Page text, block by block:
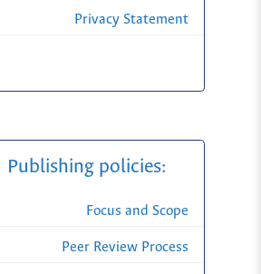
Privacy Statement
Publishing policies:
Focus and Scope
Peer Review Process